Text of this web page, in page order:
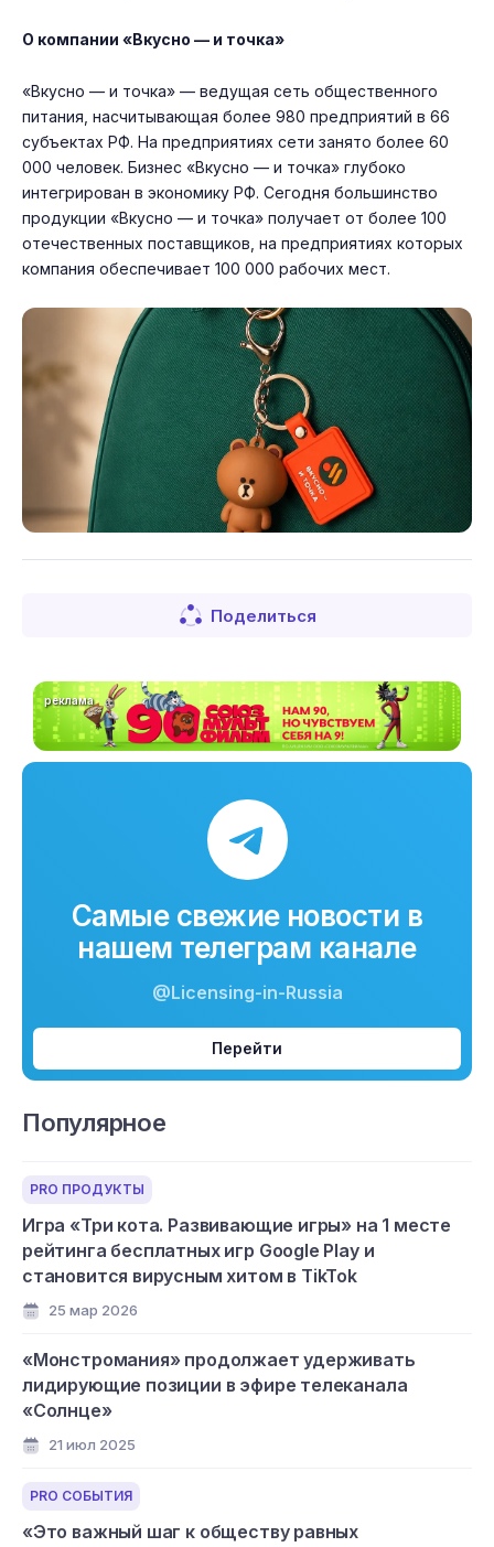
О компании «Вкусно — и точка»
«Вкусно — и точка» — ведущая сеть общественного
питания, насчитывающая более 980 предприятий в 66
субъектах РФ. На предприятиях сети занято более 60
000 человек. Бизнес «Вкусно — и точка» глубоко
интегрирован в экономику РФ. Сегодня большинство
продукции «Вкусно — и точка» получает от более 100
отечественных поставщиков, на предприятиях которых
компания обеспечивает 100 000 рабочих мест.
Поделиться
реклама
Самые свежие новости в
нашем телеграм канале
@Licensing-in-Russia
Перейти
Популярное
PRO ПРОДУКТЫ
Игра «Три кота. Развивающие игры» на 1 месте
рейтинга бесплатных игр Google Play и
становится вирусным хитом в TikTok
25 мар 2026
«Монстромания» продолжает удерживать
лидирующие позиции в эфире телеканала
«Солнце»
21 июл 2025
PRO СОБЫТИЯ
«Это важный шаг к обществу равных